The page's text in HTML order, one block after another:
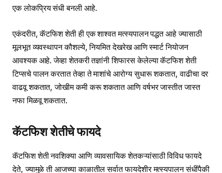
एक लोकप्रिय संधी बनली आहे.
एकंदरीत, कॅटफिश शेती ही एक शाश्वत मत्स्यपालन पद्धत आहे ज्यासाठी
मूलभूत व्यवस्थापन कौशल्ये, नियमित देखरेख आणि स्मार्ट नियोजन
आवश्यक आहे. जेव्हा शेतकरी तज्ञांनी शिफारस केलेल्या कॅटफिश शेती
टिप्सचे पालन करतात तेव्हा ते माशांचे आरोग्य सुधारू शकतात, वाढीचा दर
वाढवू शकतात, जोखीम कमी करू शकतात आणि वर्षभर जास्तीत जास्त
नफा मिळवू शकतात.
कॅटफिश शेतीचे फायदे
कॅटफिश शेती नवशिक्या आणि व्यावसायिक शेतकऱ्यांसाठी विविध फायदे
देते, ज्यामुळे ती आजच्या काळातील सर्वात फायदेशीर मत्स्यपालन संधींपैकी